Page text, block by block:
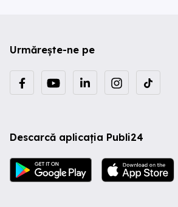
Urmărește-ne pe
Descarcă aplicația Publi24